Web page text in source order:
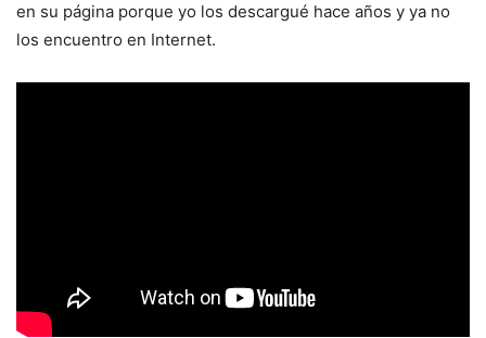
en su página porque yo los descargué hace años y ya no
los encuentro en Internet.